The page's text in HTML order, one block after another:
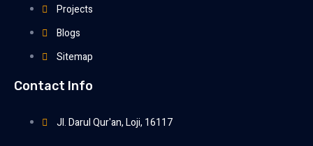
Projects
Blogs
Sitemap
Contact Info
Jl. Darul Qur'an, Loji, 16117